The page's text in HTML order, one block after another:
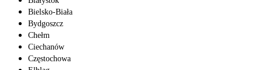
Bielsko-Biała
Bydgoszcz
Chełm
Ciechanów
Częstochowa